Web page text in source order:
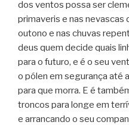
dos ventos possa ser
primaveris e nas nevascas
outono e nas chuvas
deus quem decide quais
para o futuro, e é o seu
o pólen em segurança até
para que morra. E é
troncos para longe em
e arrancando o seu